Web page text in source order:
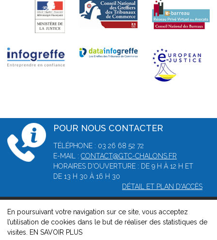
POUR NOUS CONTACTER
TÉLÉPHONE : 03 26 68 52 72
E-MAIL : CONTACT@GTC-CHALONS.FR
HORAIRES D'OUVERTURE : DE 9 H À 12 H ET
DE 13 H 30 À 16 H 30
DÉTAIL ET PLAN D'ACCÈS
© 2026, Greffe du tribunal de commerce de Châlons-en-
Champagne -Mentions légales- Contact-Gestion des cookies
- Politique de confidentialité et de cookies
En poursuivant votre navigation sur ce site, vous acceptez
l’utilisation de cookies dans le but de réaliser des statistiques de
visites.
EN SAVOIR PLUS